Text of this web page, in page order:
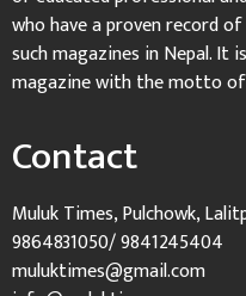
who have a proven record
such magazines in Nepal. It
magazine with the motto of
Contact
Muluk Times, Pulchowk,
9864831050/ 9841245404
muluktimes@gmail.com